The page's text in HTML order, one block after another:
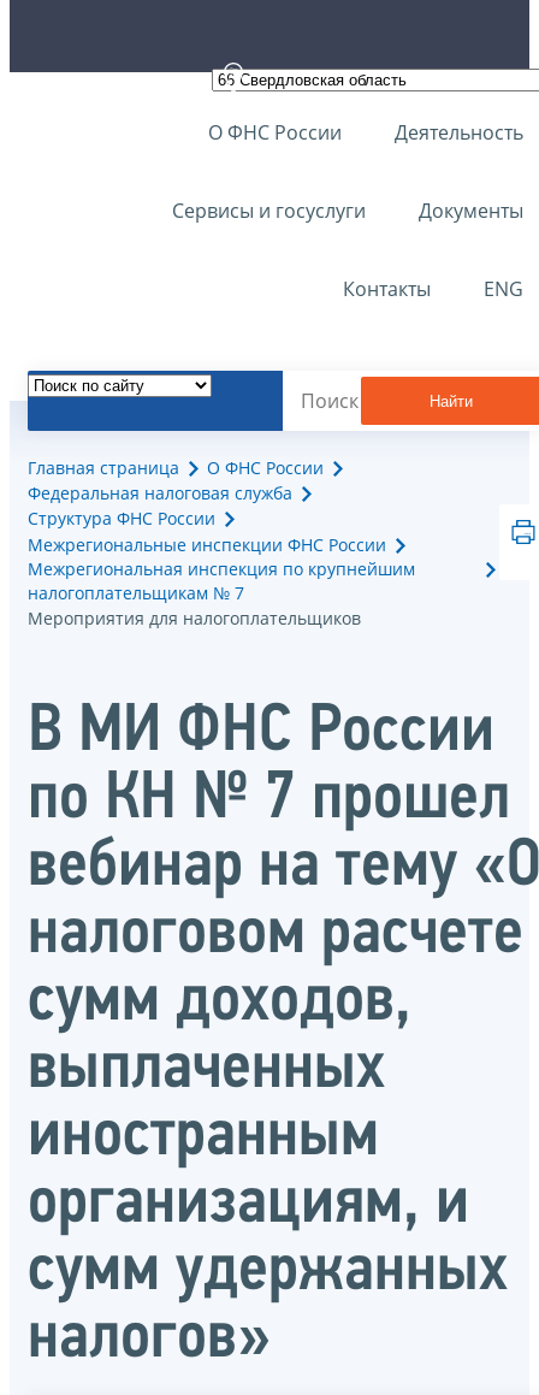
О ФНС России Деятельность
Сервисы и госуслуги Документы
Контакты ENG
Найти
Главная страница
О ФНС России
Федеральная налоговая служба
Структура ФНС России
Межрегиональные инспекции ФНС России
Межрегиональная инспекция по крупнейшим
налогоплательщикам № 7
Мероприятия для налогоплательщиков
В МИ ФНС России
по КН № 7 прошел
вебинар на тему
налоговом расчете
сумм доходов,
выплаченных
иностранным
организациям, и
сумм удержанных
налогов»